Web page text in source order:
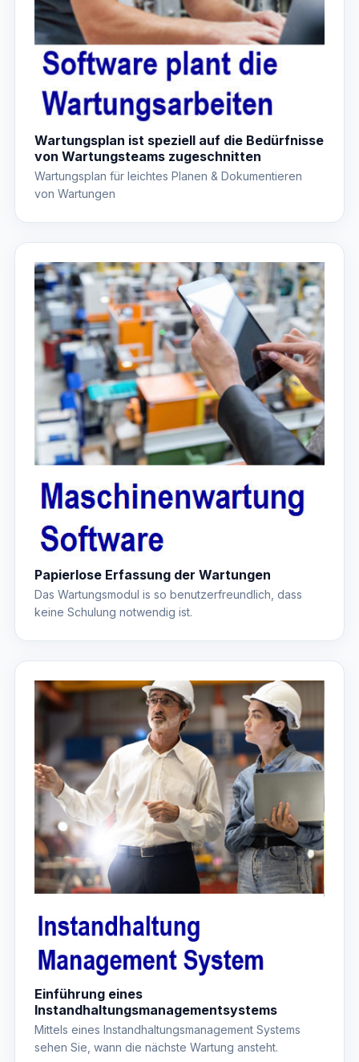
Wartungsplan ist speziell auf die Bedürfnisse
von Wartungsteams zugeschnitten
Wartungsplan für leichtes Planen & Dokumentieren
von Wartungen
Papierlose Erfassung der Wartungen
Das Wartungsmodul is so benutzerfreundlich, dass
keine Schulung notwendig ist.
Einführung eines
Instandhaltungsmanagementsystems
Mittels eines Instandhaltungsmanagement Systems
sehen Sie, wann die nächste Wartung ansteht.